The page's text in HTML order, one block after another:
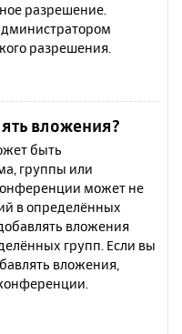
разрешение.
разрешения.
вложения?
быть
группы или
может не
в определённых
вложения
групп. Если вы
вложения,